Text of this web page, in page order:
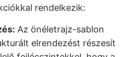
rendelkezik:
Az önéletrajz-sablon
elrendezést részesít